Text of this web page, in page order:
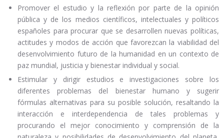
Promover el estudio y la reflexión por parte de la opinión
pública y de los medios científicos, intelectuales y políticos
españoles para procurar que se desarrollen nuevas políticas,
actitudes y modos de acción que favorezcan la viabilidad del
desenvolvimiento futuro de la humanidad en un contexto de
paz mundial, justicia y bienestar individual y social.
Estimular y dirigir estudios e investigaciones sobre los
diferentes problemas del bienestar humano y sugerir
fórmulas alternativas para su posible solución, resaltando la
interacción e interdependencia de tales problemas y
procurando el mejor conocimiento y comprensión de la